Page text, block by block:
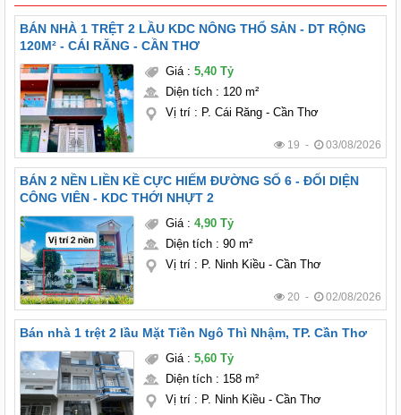
BÁN NHÀ 1 TRỆT 2 LẦU KDC NÔNG THỔ SẢN - DT RỘNG
120M² - CÁI RĂNG - CẦN THƠ
Giá: 5,40 Tỷ
Diện tích: 120 m²
Vị trí: P. Cái Răng - Cần Thơ
19 - 03/08/2026
BÁN 2 NỀN LIỀN KỀ CỰC HIẾM ĐƯỜNG SỐ 6 - ĐỐI DIỆN
CÔNG VIÊN - KDC THỚI NHỰT 2
Giá: 4,90 Tỷ
Diện tích: 90 m²
Vị trí: P. Ninh Kiều - Cần Thơ
20 - 02/08/2026
Bán nhà 1 trệt 2 lầu Mặt Tiền Ngô Thì Nhậm, TP. Cần Thơ
Giá: 5,60 Tỷ
Diện tích: 158 m²
Vị trí: P. Ninh Kiều - Cần Thơ